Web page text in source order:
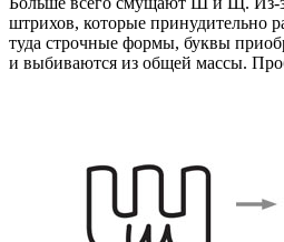
штрихов, которые принудительно
туда строчные формы, буквы
и выбиваются из общей массы.